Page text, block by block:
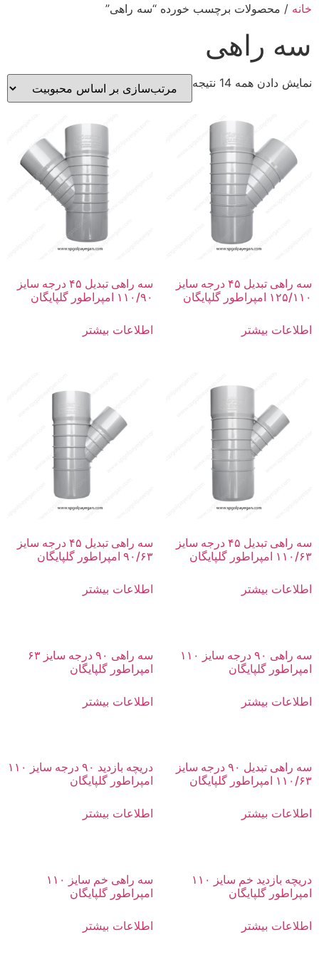
خانه / محصولات برچسب خورده “سه راهی”
سه راهی
نمایش دادن همه 14 نتیجه
سه راهی تبدیل ۴۵ درجه سایز
۱۲۵/۱۱۰ امپراطور گلپایگان
اطلاعات بیشتر
سه راهی تبدیل ۴۵ درجه سایز
۱۱۰/۹۰ امپراطور گلپایگان
اطلاعات بیشتر
سه راهی تبدیل ۴۵ درجه سایز
۱۱۰/۶۳ امپراطور گلپایگان
اطلاعات بیشتر
سه راهی تبدیل ۴۵ درجه سایز
۹۰/۶۳ امپراطور گلپایگان
اطلاعات بیشتر
سه راهی ۹۰ درجه سایز ۱۱۰
امپراطور گلپایگان
اطلاعات بیشتر
سه راهی ۹۰ درجه سایز ۶۳
امپراطور گلپایگان
اطلاعات بیشتر
سه راهی تبدیل ۹۰ درجه سایز
۱۱۰/۶۳ امپراطور گلپایگان
اطلاعات بیشتر
دریچه بازدید ۹۰ درجه سایز ۱۱۰
امپراطور گلپایگان
اطلاعات بیشتر
دریچه بازدید خم سایز ۱۱۰
امپراطور گلپایگان
اطلاعات بیشتر
سه راهی خم سایز ۱۱۰
امپراطور گلپایگان
اطلاعات بیشتر